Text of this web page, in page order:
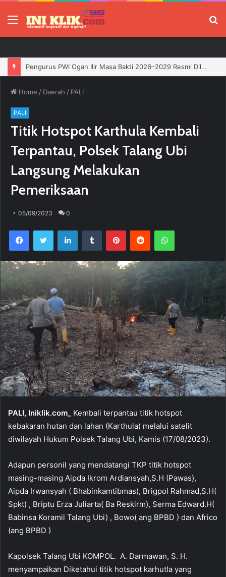
Menu
Pengurus PWI Ogan Ilir Masa Bakti 2026–2029 Resmi Dilantik, Siap Perkuat Profesionalisme Wartawan
Home / Daerah / PALI
PALI
Titik Hotspot Karthula Kembali
Terpantau, Polsek Talang Ubi
Langsung Melakukan
Pemeriksaan
05/09/2023 0
PALI, Iniklik.com_
Kembali terpantau titik hotspot
kebakaran hutan dan lahan (Karthula) melalui satelit
diwilayah Hukum Polsek Talang Ubi, Kamis (17/08/2023).
Adapun personil yang mendatangi TKP titik hotspot
masing-masing Aipda Ikrom Ardiansyah,S.H (Pawas),
Aipda Irwansyah ( Bhabinkamtibmas), Brigpol Rahmad,S.H(
Spkt) , Briptu Erza Juliarta( Ba Reskirm), Serma Edward.H(
Babinsa Koramil Talang Ubi) , Bowo( ang BPBD ) dan Africo
(ang BPBD )
Kapolsek Talang Ubi KOMPOL. A. Darmawan, S. H.
menyampaikan Diketahui titik hotspot karhutla yang